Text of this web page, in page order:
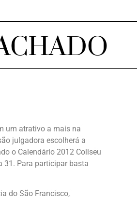
um atrativo a mais na
julgadora escolherá a
o Calendário 2012 Coliseu
31. Para participar basta
do São Francisco,